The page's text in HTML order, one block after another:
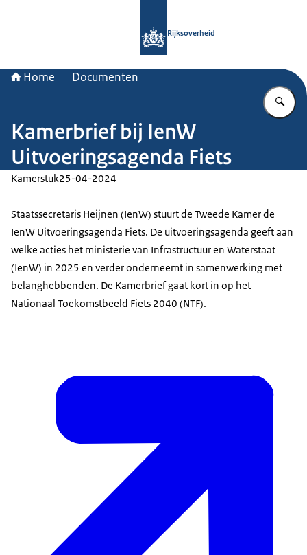
Rijksoverheid
Home Documenten
Kamerbrief bij IenW
Uitvoeringsagenda Fiets
Kamerstuk25-04-2024
Staatssecretaris Heijnen (IenW) stuurt de Tweede Kamer de
IenW Uitvoeringsagenda Fiets. De uitvoeringsagenda geeft aan
welke acties het ministerie van Infrastructuur en Waterstaat
(IenW) in 2025 en verder onderneemt in samenwerking met
belanghebbenden. De Kamerbrief gaat kort in op het
Nationaal Toekomstbeeld Fiets 2040 (NTF).